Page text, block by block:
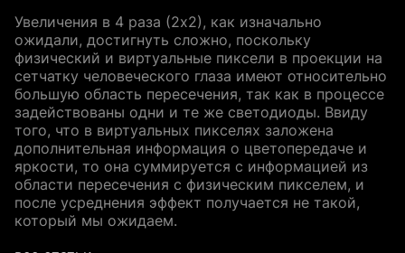
Увеличения в 4 раза (2х2), как изначально
ожидали, достигнуть сложно, поскольку
физический и виртуальные пиксели в проекции на
сетчатку человеческого глаза имеют относительно
большую область пересечения, так как в процессе
задействованы одни и те же светодиоды. Ввиду
того, что в виртуальных пикселях заложена
дополнительная информация о цветопередаче и
яркости, то она суммируется с информацией из
области пересечения с физическим пикселем, и
после усреднения эффект получается не такой,
который мы ожидаем.